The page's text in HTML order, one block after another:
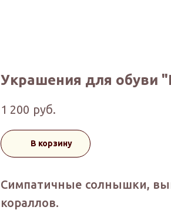
Украшения для обуви
1 200 руб.
В корзину
Симпатичные солнышки,
кораллов.